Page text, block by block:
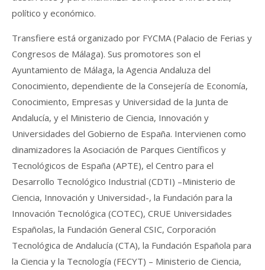
político y económico.
Transfiere está organizado por FYCMA (Palacio de Ferias y
Congresos de Málaga). Sus promotores son el
Ayuntamiento de Málaga, la Agencia Andaluza del
Conocimiento, dependiente de la Consejería de Economía,
Conocimiento, Empresas y Universidad de la Junta de
Andalucía, y el Ministerio de Ciencia, Innovación y
Universidades del Gobierno de España. Intervienen como
dinamizadores la Asociación de Parques Científicos y
Tecnológicos de España (APTE), el Centro para el
Desarrollo Tecnológico Industrial (CDTI) –Ministerio de
Ciencia, Innovación y Universidad-, la Fundación para la
Innovación Tecnológica (COTEC), CRUE Universidades
Españolas, la Fundación General CSIC, Corporación
Tecnológica de Andalucía (CTA), la Fundación Española para
la Ciencia y la Tecnología (FECYT) – Ministerio de Ciencia,